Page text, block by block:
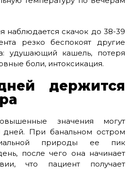
наблюдается скачок до 38-39
резко беспокоят другие
удушающий кашель, потеря
боли, интоксикация.
держится
значения могут
дней. При банальном остром
природы ее пик
после чего она начинает
что пациент получает